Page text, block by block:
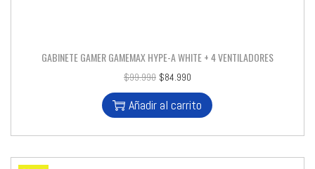
GABINETE GAMER GAMEMAX HYPE-A WHITE + 4 VENTILADORES
$99.990 $84.990
Añadir al carrito